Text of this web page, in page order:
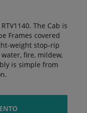
The Cab is
Frames covered
weight stop-rip
fire, mildew,
is simple from